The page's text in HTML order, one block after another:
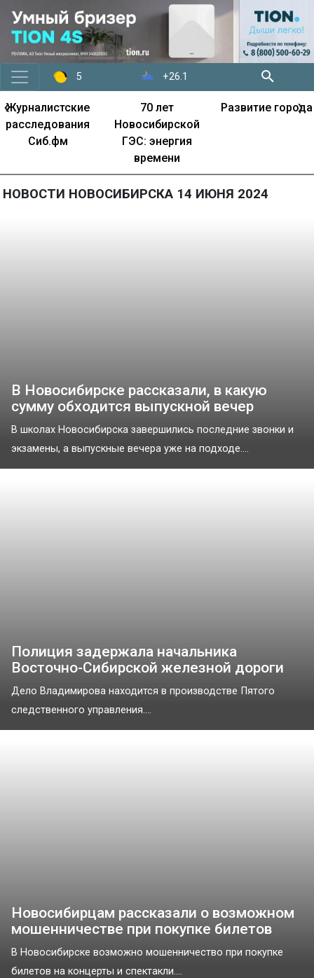
5 +26.1
Журналистские
расследования
Сиб.фм
70 лет
Новосибирской
ГЭС: энергия
времени
Развитие города
‹ ›
НОВОСТИ НОВОСИБИРСКА 14 ИЮНЯ 2024
В Новосибирске рассказали, в какую
сумму обходится выпускной вечер
В школах Новосибирска завершились последние звонки и
экзамены, а выпускные вечера уже на подходе....
Полиция задержала начальника
Восточно-Сибирской железной дороги
Дело Владимирова находится в производстве Пятого
следственного управления....
Новосибирцам рассказали о возможном
мошенничестве при покупке билетов
В Новосибирске возможно мошенничество при покупке
билетов на концерты и спектакли....